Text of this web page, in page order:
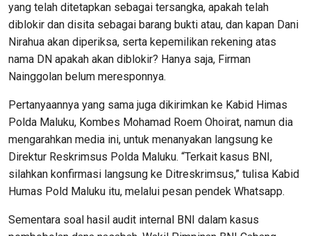
yang telah ditetapkan sebagai tersangka, apakah telah
diblokir dan disita sebagai barang bukti atau, dan kapan Dani
Nirahua akan diperiksa, serta kepemilikan rekening atas
nama DN apakah akan diblokir? Hanya saja, Firman
Nainggolan belum meresponnya.
Pertanyaannya yang sama juga dikirimkan ke Kabid Himas
Polda Maluku, Kombes Mohamad Roem Ohoirat, namun dia
mengarahkan media ini, untuk menanyakan langsung ke
Direktur Reskrimsus Polda Maluku. “Terkait kasus BNI,
silahkan konfirmasi langsung ke Ditreskrimsus,” tulisa Kabid
Humas Pold Maluku itu, melalui pesan pendek Whatsapp.
Sementara soal hasil audit internal BNI dalam kasus